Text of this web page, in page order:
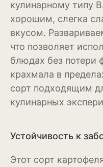
Антуриум
Бегония
Глоксиния
Диффенбахия
Колеус
Орхидея
Сингониум
кулинарному типу
хорошим, слегка
вкусом.
что позволяет
блюдах без
крахмала в
сорт подходящим
кулинарных
Устойчивость к
Этот сорт